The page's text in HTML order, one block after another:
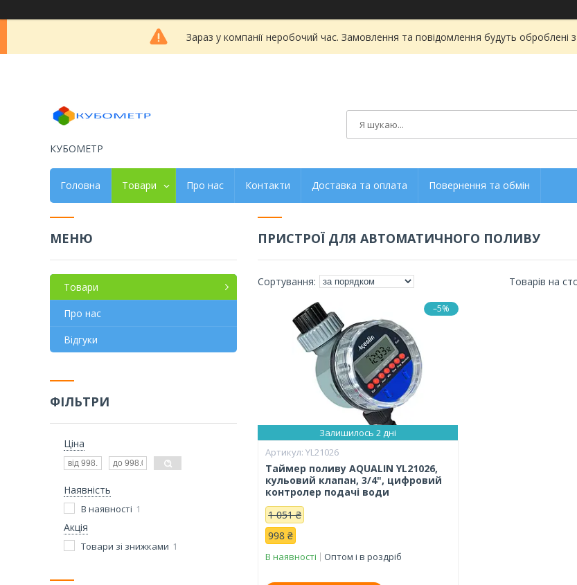
Зараз у компанії неробочий час. Замовлення та повідомлення будуть оброблені
КУБОМЕТР
Головна Товари Про нас Контакти Доставка та оплата Повернення та обмін
ПРИСТРОЇ ДЛЯ АВТОМАТИЧНОГО ПОЛИВУ
–5%
Залишилось 2 дні
YL21026
Таймер поливу AQUALIN YL21026,
кульовий клапан, 3/4", цифровий
контролер подачі води
1 051 ₴
998 ₴
В наявності Оптом і в роздріб
Товари
Про нас
Відгуки
ФІЛЬТРИ
Ціна
Наявність
В наявності 1
Акція
Товари зі знижками 1